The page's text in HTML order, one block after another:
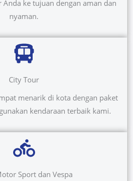
Anda ke tujuan dengan aman dan
nyaman.
City Tour
menarik di kota dengan paket
kendaraan terbaik kami.
Sport dan Vespa